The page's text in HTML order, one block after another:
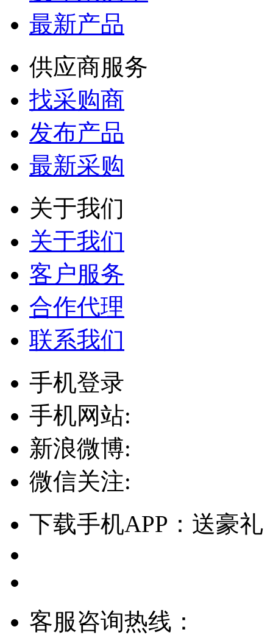
最新产品
供应商服务
找采购商
发布产品
最新采购
关于我们
关于我们
客户服务
合作代理
联系我们
手机登录
手机网站:
新浪微博:
微信关注:
下载手机APP：送豪礼
客服咨询热线：